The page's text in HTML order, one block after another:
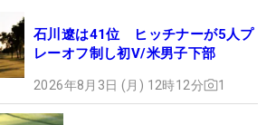
石川遼は41位 ヒッチナーが5人プ
レーオフ制し初V/米男子下部
2026年8月3日 (月) 12時12分 1